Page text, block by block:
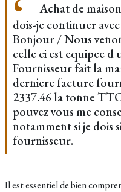
Achat de
dois-je continuer
Bonjour / Nous
celle ci est equipee d
Fournisseur fait la
derniere facture
2337.46 la tonne
pouvez vous me
notamment si je dois
fournisseur.
Il est essentiel de bien